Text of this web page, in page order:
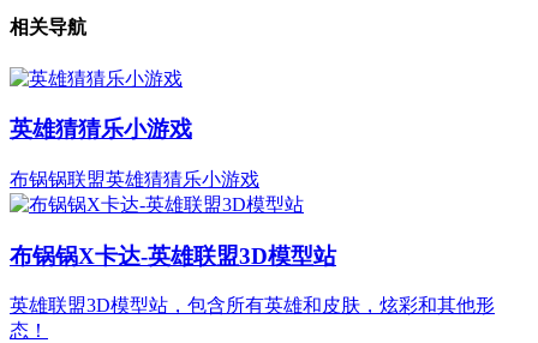
相关导航
英雄猜猜乐小游戏
布锅锅联盟英雄猜猜乐小游戏
布锅锅X卡达-英雄联盟3D模型站
英雄联盟3D模型站，包含所有英雄和皮肤，炫彩和其他形
态！